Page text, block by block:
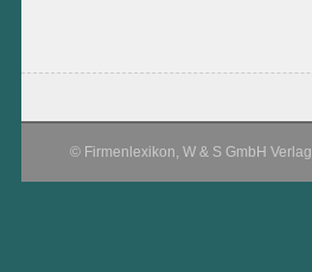
© Firmenlexikon, W & S GmbH Verlag